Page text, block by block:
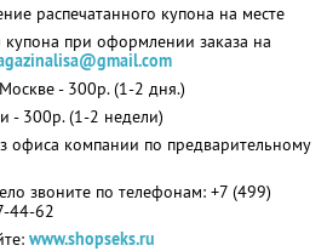
распечатанного купона на месте
купона при оформлении заказа на
- 300р. (1-2 дня.)
- 300р. (1-2 недели)
офиса компании по предварительному
звоните по телефонам: +7 (499)
44-62
www.shopseks.ru